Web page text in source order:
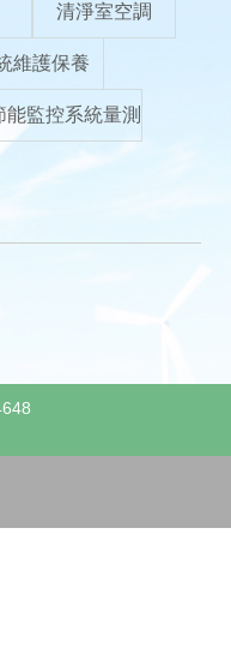
清淨室空調
維護保養
能監控系統量測